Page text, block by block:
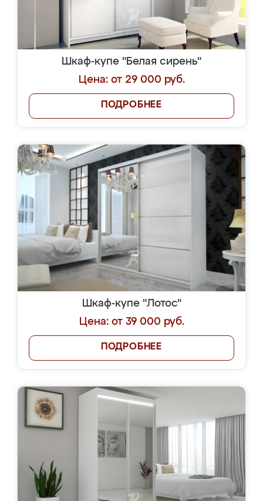
Шкаф-купе "Белая сирень"
Цена: от 29 000 руб.
ПОДРОБНЕЕ
Шкаф-купе "Лотос"
Цена: от 39 000 руб.
ПОДРОБНЕЕ